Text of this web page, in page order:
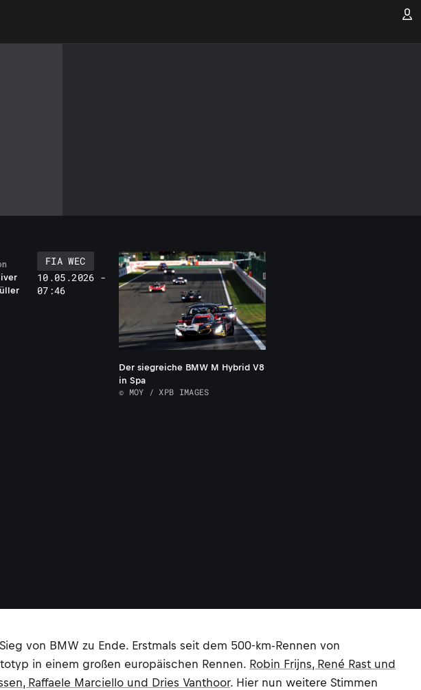
FIA WEC
10.05.2026 -
07:46
Der siegreiche BMW M Hybrid V8
in Spa
© MOY / XPB IMAGES
von BMW zu Ende. Erstmals seit dem 500-km-Rennen von
in einem großen europäischen Rennen. Robin Frijns, René Rast und
Raffaele Marciello und Dries Vanthoor. Hier nun weitere Stimmen